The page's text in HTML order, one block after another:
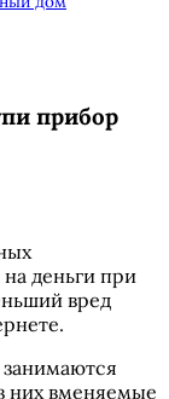
прибор
деньги при
вред
них вменяемые